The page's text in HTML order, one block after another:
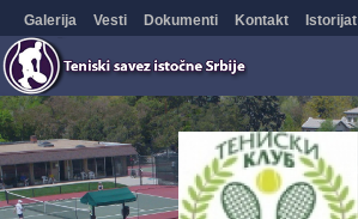
Galerija Vesti Dokumenti Kontakt Istorijat